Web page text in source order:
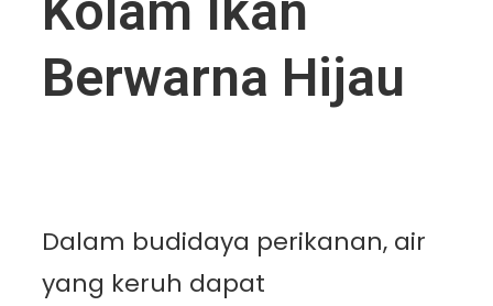
Berwarna Hijau
Dalam budidaya perikanan, air
yang keruh dapat